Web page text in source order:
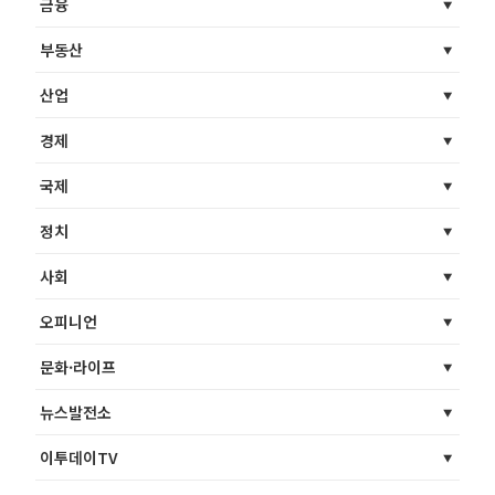
금융
부동산
산업
경제
국제
정치
사회
오피니언
문화·라이프
뉴스발전소
이투데이TV